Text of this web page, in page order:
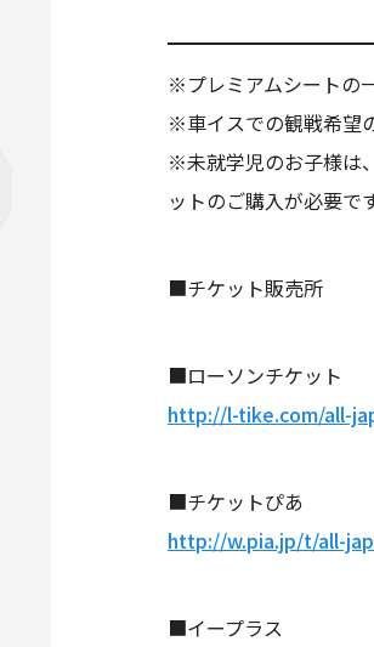
※プレミアムシートの
※車イスでの観戦希望
※未就学児のお子様は
ットのご購入が必要です
■チケット販売所
■ローソンチケット
http://l-tike.com/all-
■チケットぴあ
http://w.pia.jp/t/all-
■イープラス